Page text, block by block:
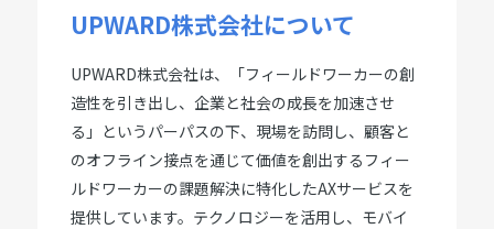
UPWARD株式会社について
UPWARD株式会社は、「フィールドワーカーの創
造性を引き出し、企業と社会の成長を加速させ
る」というパーパスの下、現場を訪問し、顧客と
のオフライン接点を通じて価値を創出するフィー
ルドワーカーの課題解決に特化したAXサービスを
提供しています。テクノロジーを活用し、モバイ